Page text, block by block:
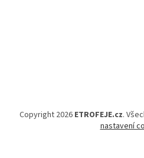
Copyright 2026 ETROFEJE.cz.
nastavení